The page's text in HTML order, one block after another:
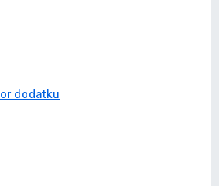
Podcast App.
the article and read it better and
meet your needs and provide you
experience.
rate; we'd be delighted if you
dodatku